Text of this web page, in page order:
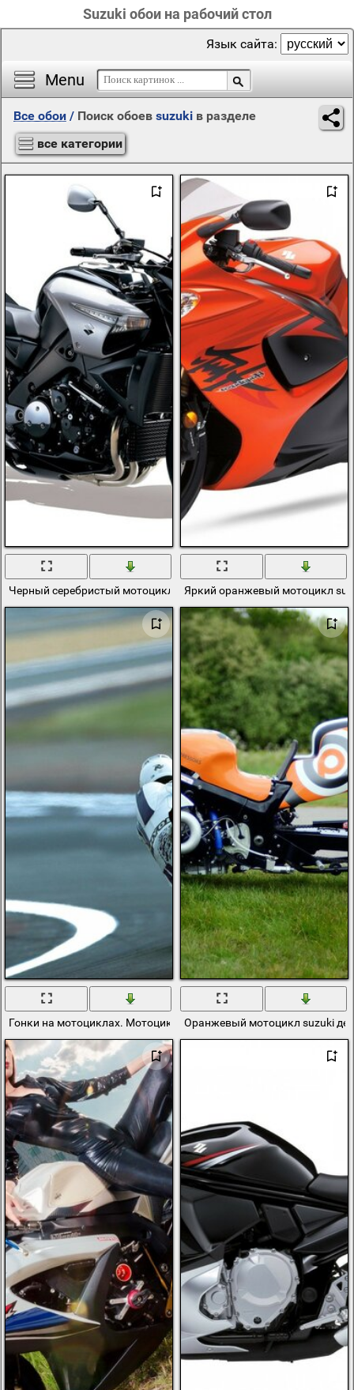
Suzuki обои на рабочий стол
Menu
Язык сайта:
Все обои / Поиск обоев suzuki в разделе
все категории
Черный серебристый мотоцикл SuzukiЯркий оранжевый мотоцикл
Гонки на мотоциклах. Мотоцикл suzukiОранжевый мотоцикл suzuki